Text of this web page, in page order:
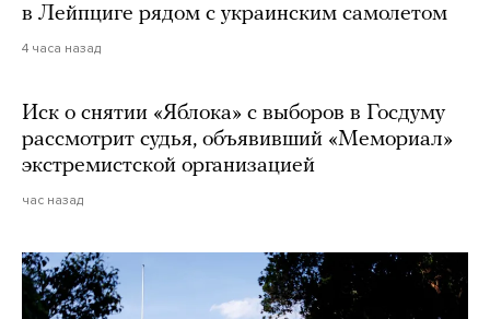
в Лейпциге рядом с украинским самолетом
4 часа назад
Иск о снятии «Яблока» с выборов в Госдуму
рассмотрит судья, объявивший «Мемориал»
экстремистской организацией
час назад